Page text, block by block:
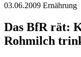
03.06.2009 Ernährung
Das BfR rät:
Rohmilch